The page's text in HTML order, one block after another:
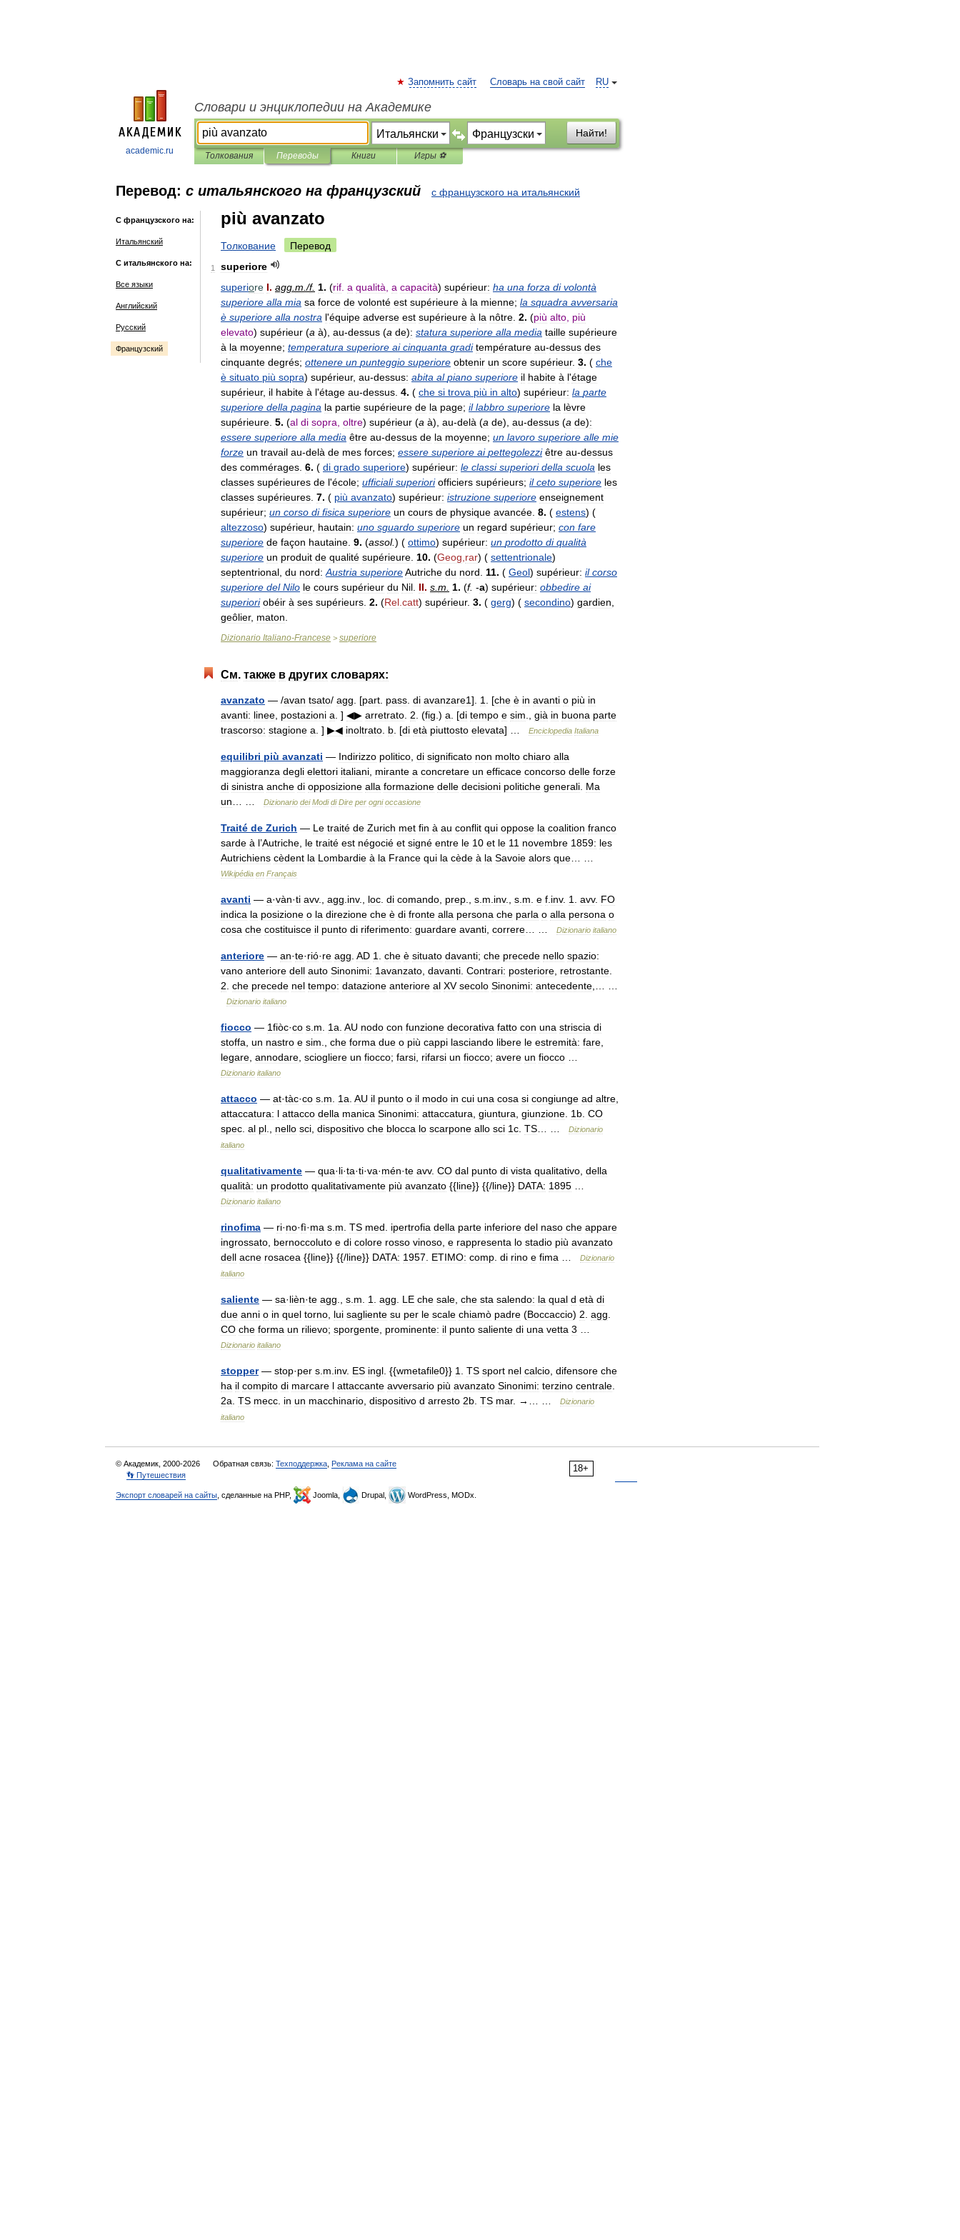
academic.ru
RU
Запомнить сайт Словарь на свой сайт
Словари и энциклопедии на Академике
Найти!
Толкования Переводы Книги Игры ⚽
Перевод: с итальянского на французский с французского на итальянский
С французского на:
Итальянский
С итальянского на:
Все языки
Английский
Русский
Французский
più avanzato
Толкование Перевод
1
superiore
superiore I. agg m ./f. 1. (rif a qualità a capacità) supérieur: ha una forza di volontà
superiore alla mia sa force de volonté est supérieure à la mienne; la squadra avversaria
è superiore alla nostra l'équipe adverse est supérieure à la nôtre 2. (più alto più
elevato) supérieur (a à), au-dessus (a de): statura superiore alla media taille supérieure
à la moyenne; temperatura superiore ai cinquanta gradi température au-dessus des
cinquante degrés; ottenere un punteggio superiore obtenir un score supérieur. 3. ( che
è situato più sopra) supérieur, au-dessus: abita al piano superiore il habite à l'étage
supérieur, il habite à l'étage au-dessus 4. ( che si trova più in alto) supérieur: la parte
superiore della pagina la partie supérieure de la page; il labbro superiore la lèvre
supérieure 5. (al di sopra oltre) supérieur (a à), au-delà (a de), au-dessus (a de):
essere superiore alla media être au-dessus de la moyenne; un lavoro superiore alle mie
forze un travail au-delà de mes forces; essere superiore ai pettegolezzi être au-dessus
des commérages 6. ( di grado superiore) supérieur: le classi superiori della scuola les
classes supérieures de l'école; ufficiali superiori officiers supérieurs; il ceto superiore les
classes supérieures 7. ( più avanzato) supérieur: istruzione superiore enseignement
supérieur; un corso di fisica superiore un cours de physique avancée 8. ( estens) (
altezzoso) supérieur, hautain: uno sguardo superiore un regard supérieur; con fare
superiore de façon hautaine 9. (assol.) ( ottimo) supérieur: un prodotto di qualità
superiore un produit de qualité supérieure 10. (Geog rar) ( settentrionale)
septentrional du nord: Austria superioreAutriche du nord 11. ( Geol) supérieur: il corso
superiore del Nilo le cours supérieur du Nil II. s m 1. (f. -a) supérieur: obbedire ai
superiori obéir à ses supérieurs 2. (Rel catt) supérieur. 3. ( gerg) ( secondino) gardien
geôlier, maton
Dizionario Italiano-Francese > superiore
См. также в других словарях:
avanzato — /avan tsato/ agg . [part pass di avanzare1]. 1 . [che è in avanti o più in
avanti: linee postazioni a . ] ◀▶ arretrato 2 . (fig .) a . [di tempo e sim già in buona parte
trascorso: stagione a . ] ▶◀ inoltrato b . [di età piuttosto elevata] … Enciclopedia Italiana
equilibri più avanzati — Indirizzo politico di significato non molto chiaro alla
maggioranza degli elettori italiani mirante a concretare un efficace concorso delle forze
di sinistra anche di opposizione alla formazione delle decisioni politiche generali Ma
un
Dizionario dei Modi di Dire per ogni occasione
Traité de Zurich — Le traité de Zurich met fin à au conflit qui oppose la coalition franco
sarde à l’Autriche le traité est négocié et signé entre le 10 et le 11 novembre 1859: les
Autrichiens cèdent la Lombardie à la France qui la cède à la Savoie alors que
Wikipédia en Français
avanti — a·vàn·ti avv., agg inv., loc di comando prep s m inv., s m e f inv. 1 avv. FO
indica la posizione o la direzione che è di fronte alla persona che parla o alla persona o
cosa che costituisce il punto di riferimento: guardare avanti correre Dizionario italiano
anteriore — an·te·rió·re agg AD 1 che è situato davanti; che precede nello spazio:
vano anteriore dell auto Sinonimi: 1avanzato davanti Contrari: posteriore retrostante
2 che precede nel tempo: datazione anteriore al XV secolo Sinonimi: antecedente
Dizionario italiano
fiocco — 1fiòc·co s m 1a AU nodo con funzione decorativa fatto con una striscia di
stoffa un nastro e sim che forma due o più cappi lasciando libere le estremità: fare
legare annodare sciogliere un fiocco; farsi rifarsi un fiocco; avere un fiocco
Dizionario italiano
attacco — at·tàc·co s m 1a AU il punto o il modo in cui una cosa si congiunge ad altre
attaccatura: l attacco della manica Sinonimi: attaccatura giuntura giunzione 1b CO
spec al pl nello sci dispositivo che blocca lo scarpone allo sci 1c TS
Dizionario
italiano
qualitativamente — qua·li·ta·ti·va·mén·te avv. CO dal punto di vista qualitativo della
qualità: un prodotto qualitativamente più avanzato {{line}} {{/line}} DATA: 1895
Dizionario italiano
rinofima — ri·no·fì·ma s m TS med ipertrofia della parte inferiore del naso che appare
ingrossato bernoccoluto e di colore rosso vinoso e rappresenta lo stadio più avanzato
dell acne rosacea {{line}} {{/line}} DATA: 1957 ETIMO: comp di rino e fima
Dizionario
italiano
saliente — sa·lièn·te agg s m 1 agg LE che sale che sta salendo: la qual d età di
due anni o in quel torno lui sagliente su per le scale chiamò padre (Boccaccio) 2 agg
CO che forma un rilievo; sporgente prominente: il punto saliente di una vetta 3
Dizionario italiano
stopper— stop·per s m inv. ES ingl . {{wmetafile0}} 1 TS sport nel calcio difensore che
ha il compito di marcare l attaccante avversario più avanzato Sinonimi: terzino centrale
2a TS mecc in un macchinario dispositivo d arresto 2b TS mar. →… …
Dizionario
italiano
18+
© Академик, 2000-2026 Обратная связь: Техподдержка Реклама на сайте
👣 Путешествия
Экспорт словарей на сайты , сделанные на PHP, Joomla, Drupal, WordPress, MODx.